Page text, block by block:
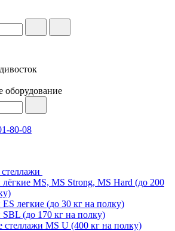
оборудование
80-08
MS, MS Strong, MS Hard (до 200
легкие (до 30 кг на полку)
(до 170 кг на полку)
MS U (400 кг на полку)